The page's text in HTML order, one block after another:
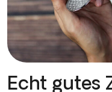
Echt gutes